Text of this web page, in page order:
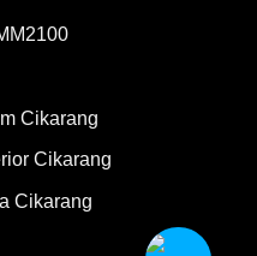
Cikarang
Cikarang
Cikarang